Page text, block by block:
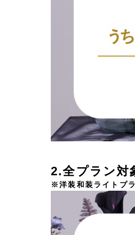
2.全プラン対
※洋装和装ライトプ